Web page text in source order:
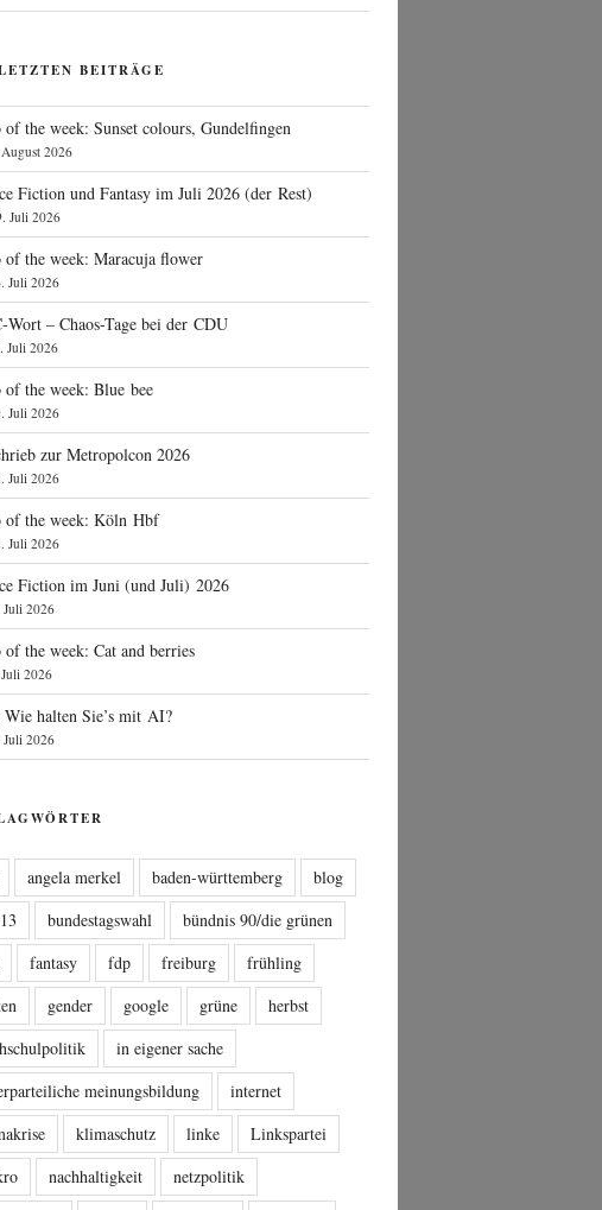
BEITRÄGE
of the week: Sunset colours, Gundelfingen
2026
Fiction und Fantasy im Juli 2026 (der Rest)
Juli 2026
of the week: Maracuja flower
Juli 2026
– Chaos-Tage bei der CDU
Juli 2026
of the week: Blue bee
Juli 2026
zur Metropolcon 2026
Juli 2026
of the week: Köln Hbf
Juli 2026
Fiction im Juni (und Juli) 2026
Juli 2026
of the week: Cat and berries
2026
halten Sie’s mit AI?
Juli 2026
angela merkel baden-württemberg
blog
bundestagswahl
bündnis 90/die grünen
fantasy fdp freiburg
frühling
gender google grüne
herbst
in eigener sache
meinungsbildung
internet
klimaschutz linke
Linkspartei
nachhaltigkeit
netzpolitik